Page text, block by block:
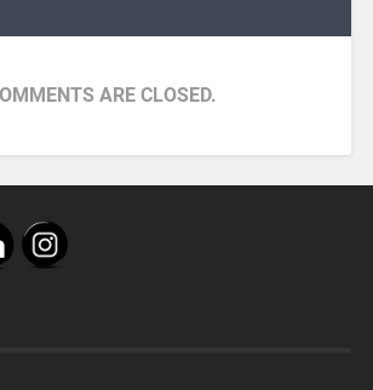
ARE CLOSED.